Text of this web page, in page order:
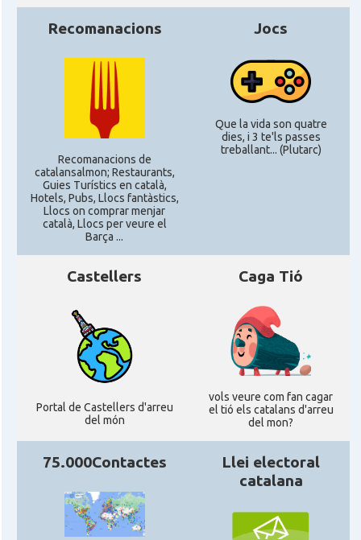
CAMON CATALANS A TÜBINGEN
Associació Catalana d'Essen E.V. /
Katalanischer Verein Essen E.V.
Casal
Associació Catalana d'Hamburg "El
Casal Casal Català de Frankfurt
Casal Català de Stuttgart, Stuttcat
Casal Catalanets E.V.
Casal Centre Català de Munic
Casal Centre Cultural Català de Colònia
Casal Katalanischer Salon, e. V.
Acció Oficina Exterior de Catalunya a Berlín
Recomanacions
Recomanacions de
catalansalmon; Restaurants,
Guies Turístics en català,
Hotels, Pubs, Llocs fantàstics,
Llocs on comprar menjar
català, Llocs per veure el
Barça ...
Jocs
Que la vida son quatre
dies, i 3 te'ls passes
treballant... (Plutarc)
Castellers
Portal de Castellers d'arreu
del món
Caga Tió
vols veure com fan cagar
el tió els catalans d'arreu
del mon?
75.000Contactes
Llei electoral
catalana